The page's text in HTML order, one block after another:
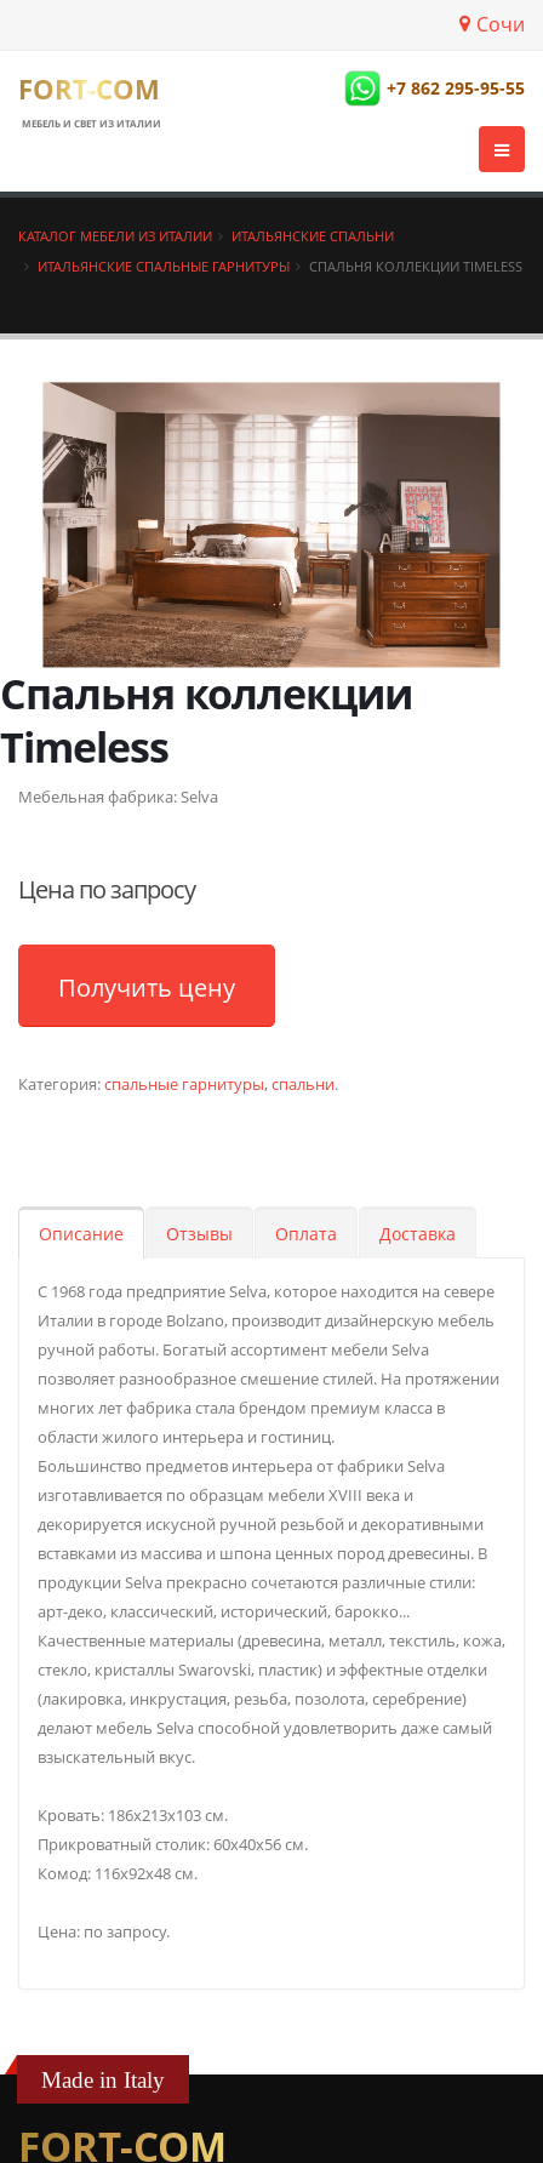
Сочи
FORT-COM
МЕБЕЛЬ И СВЕТ ИЗ ИТАЛИИ
+7 862 295-95-55
КАТАЛОГ МЕБЕЛИ ИЗ ИТАЛИИ
ИТАЛЬЯНСКИЕ СПАЛЬНИ
ИТАЛЬЯНСКИЕ СПАЛЬНЫЕ ГАРНИТУРЫ
СПАЛЬНЯ КОЛЛЕКЦИИ TIMELESS
Спальня коллекции
Timeless
Мебельная фабрика:Selva
Цена по запросу
Получить цену
Категория:спальные гарнитуры,спальни.
Описание Отзывы Оплата Доставка
C 1968 года предприятие Selva, которое находится на севере
Италии в городе Bolzano, производит дизайнерскую мебель
ручной работы. Богатый ассортимент мебели Selva
позволяет разнообразное смешение стилей. На протяжении
многих лет фабрика стала брендом премиум класса в
области жилого интерьера и гостиниц.
Большинство предметов интерьера от фабрики Selva
изготавливается по образцам мебели XVIII века и
декорируется искусной ручной резьбой и декоративными
вставками из массива и шпона ценных пород древесины. В
продукции Selva прекрасно сочетаются различные стили:
арт-деко, классический, исторический, барокко...
Качественные материалы (древесина, металл, текстиль, кожа,
стекло, кристаллы Swarovski, пластик) и эффектные отделки
(лакировка, инкрустация, резьба, позолота, серебрение)
делают мебель Selva способной удовлетворить даже самый
взыскательный вкус.
Кровать: 186x213x103 см.
Прикроватный столик: 60x40x56 см.
Комод: 116х92х48 см.
Цена: по запросу.
Made in Italy
FORT-COM